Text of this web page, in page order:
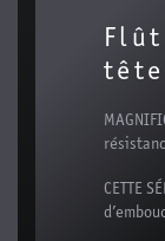
tête
CETTE